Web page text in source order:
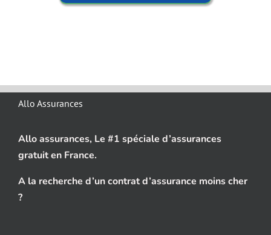
Allo Assurances
Allo assurances, Le #1 spéciale d’assurances
gratuit en France.
A la recherche d’un contrat d’assurance moins cher
?